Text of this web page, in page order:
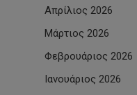
Απρίλιος 2026
Μάρτιος 2026
Φεβρουάριος 2026
Ιανουάριος 2026